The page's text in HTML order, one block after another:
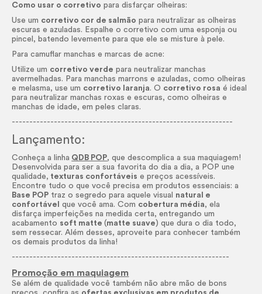
Como usar o corretivo para disfarçar olheiras:
Use um corretivo cor de salmão para neutralizar as olheiras
escuras e azuladas. Espalhe o corretivo com uma esponja ou
pincel, batendo levemente para que ele se misture à pele.
Para camuflar manchas e marcas de acne:
Utilize um corretivo verde para neutralizar manchas
avermelhadas. Para manchas marrons e azuladas, como olheiras
e melasma, use um corretivo laranja. O corretivo rosa é ideal
para neutralizar manchas roxas e escuras, como olheiras e
manchas de idade, em peles claras.
---------------------------------------------------------------
Lançamento:
Conheça a linha QDB POP, que descomplica a sua maquiagem!
Desenvolvida para ser a sua favorita do dia a dia, a POP une
qualidade, texturas confortáveis e preços acessíveis.
Encontre tudo o que você precisa em produtos essenciais: a
Base POP traz o segredo para aquele visual natural e
confortável
que você ama. Com cobertura média, ela
disfarça imperfeições na medida certa, entregando um
acabamento soft matte(matte suave) que dura o dia todo,
sem ressecar. Além desses, aproveite para conhecer também
os demais produtos da linha!
--------------------------------------------------------------
Promoção em maquiagem
Se além de qualidade você também não abre mão de bons